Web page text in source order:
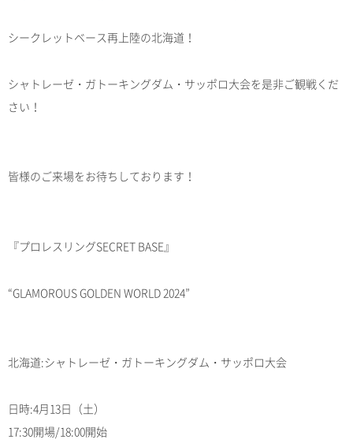
シークレットベース再上陸の北海道！
シャトレーゼ・ガトーキングダム・サッポロ大会を是非ご観戦くだ
さい！
皆様のご来場をお待ちしております！
『プロレスリングSECRET BASE』
“GLAMOROUS GOLDEN WORLD 2024”
北海道:シャトレーゼ・ガトーキングダム・サッポロ大会
日時:4月13日（土）
17:30開場/18:00開始